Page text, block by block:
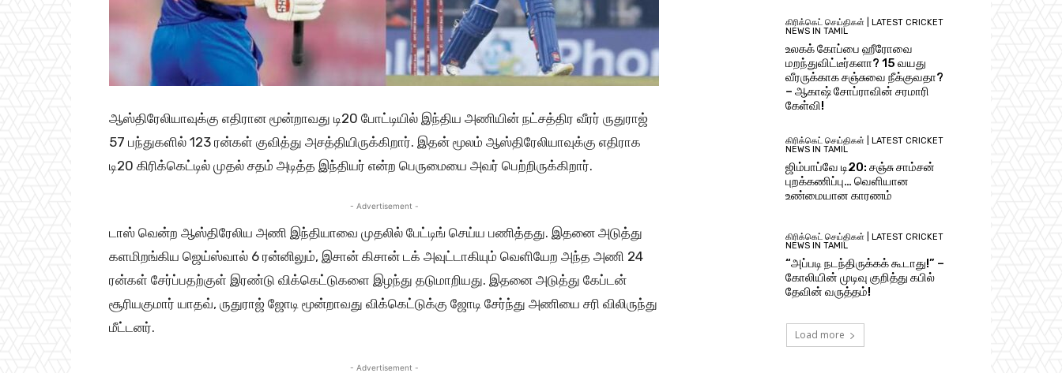
ஆஸ்திரேலியாவுக்கு எதிரான மூன்றாவது டி20 போட்டியில் இந்திய அணியின் நட்சத்திர வீரர் ருதுராஜ்
57 பந்துகளில் 123 ரன்கள் குவித்து அசத்தியிருக்கிறார். இதன் மூலம் ஆஸ்திரேலியாவுக்கு எதிராக
டி20 கிரிக்கெட்டில் முதல் சதம் அடித்த இந்தியர் என்ற பெருமையை அவர் பெற்றிருக்கிறார்.
- Advertisement -
டாஸ் வென்ற ஆஸ்திரேலிய அணி இந்தியாவை முதலில் பேட்டிங் செய்ய பணித்தது. இதனை அடுத்து
களமிறங்கிய ஜெய்ஸ்வால் 6 ரன்னிலும், இசான் கிசான் டக் அவுட்டாகியும் வெளியேற அந்த அணி 24
ரன்கள் சேர்ப்பதற்குள் இரண்டு விக்கெட்டுகளை இழந்து தடுமாறியது. இதனை அடுத்து கேப்டன்
சூரியகுமார் யாதவ், ருதுராஜ் ஜோடி மூன்றாவது விக்கெட்டுக்கு ஜோடி சேர்ந்து அணியை சரி விலிருந்து
மீட்டனர்.
- Advertisement -
கிரிக்கெட் செய்திகள் | LATEST CRICKET
NEWS IN TAMIL
உலகக் கோப்பை ஹீரோவை
மறந்துவிட்டீர்களா? 15 வயது
வீரருக்காக சஞ்சுவை நீக்குவதா?
– ஆகாஷ் சோப்ராவின் சரமாரி
கேள்வி!
கிரிக்கெட் செய்திகள் | LATEST CRICKET
NEWS IN TAMIL
ஜிம்பாப்வே டி20: சஞ்சு சாம்சன்
புறக்கணிப்பு… வெளியான
உண்மையான காரணம்
கிரிக்கெட் செய்திகள் | LATEST CRICKET
NEWS IN TAMIL
“அப்படி நடந்திருக்கக் கூடாது!” –
கோலியின் முடிவு குறித்து கபில்
தேவின் வருத்தம்!
Load more